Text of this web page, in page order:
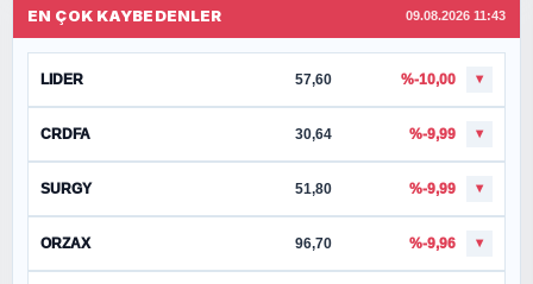
EN ÇOK KAYBEDENLER 09.08.2026 11:43
LIDER 57,60 %-10,00 ▼
CRDFA 30,64 %-9,99 ▼
SURGY 51,80 %-9,99 ▼
ORZAX 96,70 %-9,96 ▼